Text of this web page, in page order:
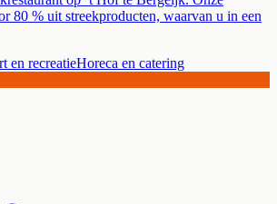
80 % uit streekproducten, waarvan u in een
en recreatieHoreca en catering